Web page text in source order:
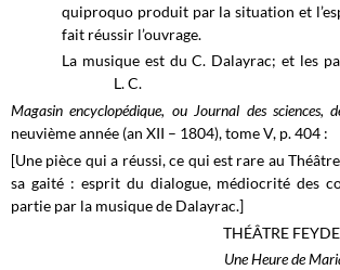
quiproquo produit par la situation et
fait réussir l’ouvrage.
La musique est du C. Dalayrac; et les
L. C.
Magasin encyclopédique, ou Journal des sciences,
neuvième année (an XII – 1804), tome V, p. 404 :
[Une pièce qui a réussi, ce qui est rare au
sa gaité : esprit du dialogue, médiocrité des
partie par la musique de Dalayrac.]
THÉÂTRE
Une Heure de